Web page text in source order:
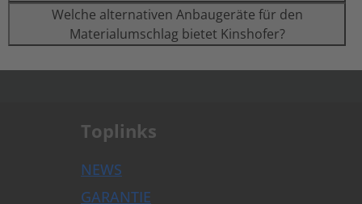
Welche alternativen Anbaugeräte für den
Materialumschlag bietet Kinshofer?
Toplinks
NEWS
GARANTIE